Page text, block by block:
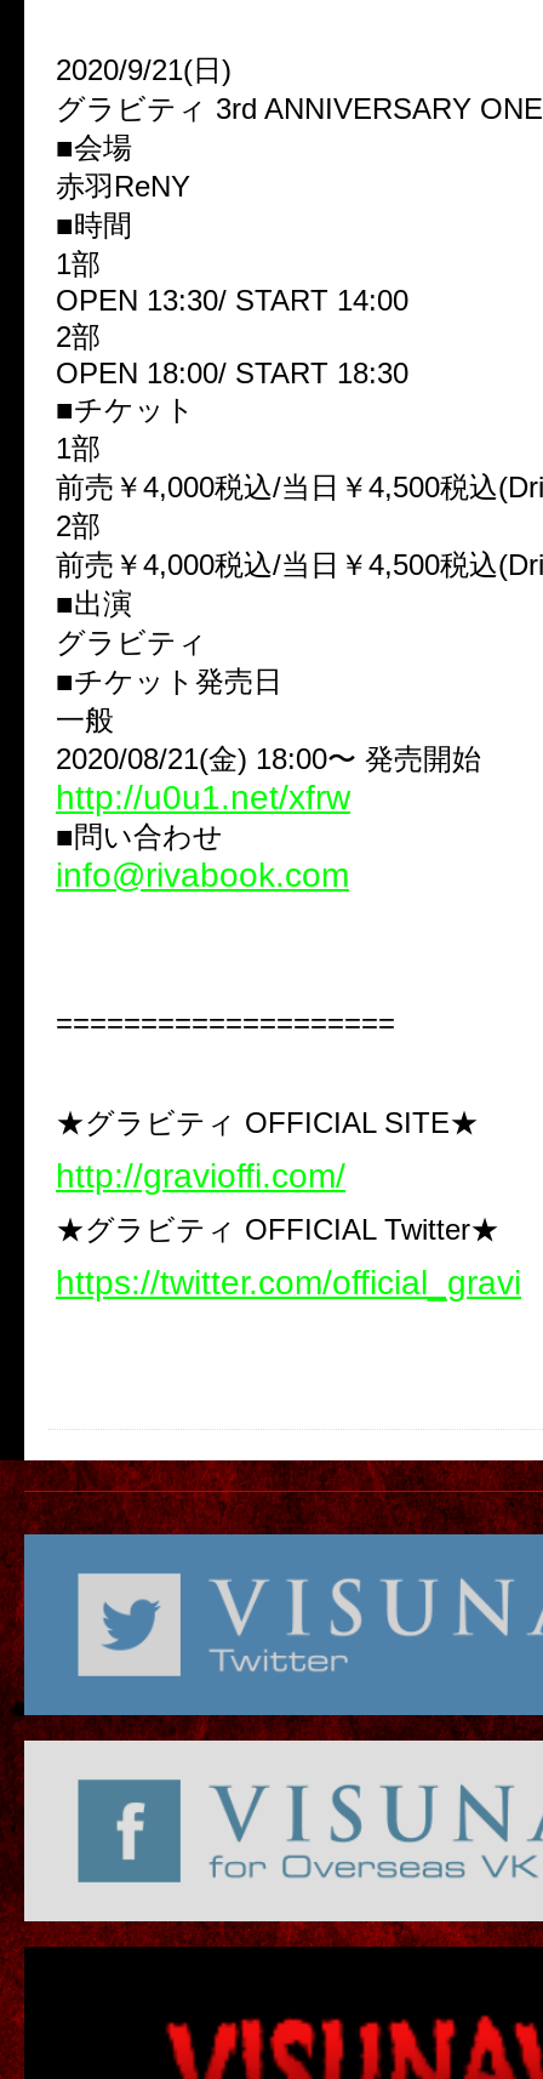
2020/9/21(日)
グラビティ 3rd ANNIVERSARY
■会場
赤羽ReNY
■時間
1部
OPEN 13:30/ START 14:00
2部
OPEN 18:00/ START 18:30
■チケット
1部
前売￥4,000税込/当日￥4,500税込
2部
前売￥4,000税込/当日￥4,500税込
■出演
グラビティ
■チケット発売日
一般
2020/08/21(金) 18:00〜 発売開始
http://u0u1.net/xfrw
■問い合わせ
info@rivabook.com
====================
★グラビティ OFFICIAL SITE★
http://gravioffi.com/
★グラビティ OFFICIAL Twitter★
https://twitter.com/official_gravi